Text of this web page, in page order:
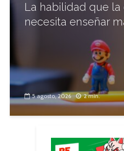
La habilidad que la
necesita enseñar
5 agosto, 2026 2 min.